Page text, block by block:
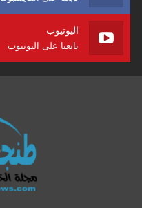
اليوتيوب
تابعنا على اليوتيوب